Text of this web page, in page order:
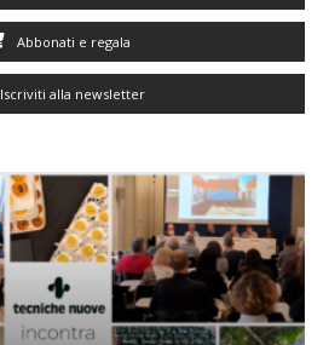
Abbonati e regala
Iscriviti alla newsletter